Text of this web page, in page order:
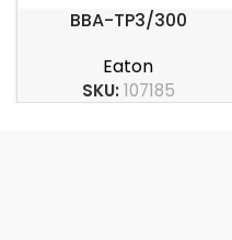
BBA-TP3/300
Eaton
SKU:107185